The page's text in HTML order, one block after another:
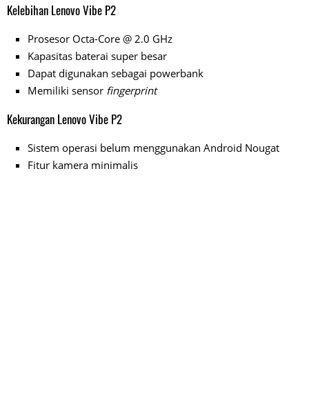
Kelebihan Lenovo Vibe P2
Prosesor Octa-Core @ 2.0 GHz
Kapasitas baterai super besar
Dapat digunakan sebagai powerbank
Memiliki sensor fingerprint
Kekurangan Lenovo Vibe P2
Sistem operasi belum menggunakan Android Nougat
Fitur kamera minimalis